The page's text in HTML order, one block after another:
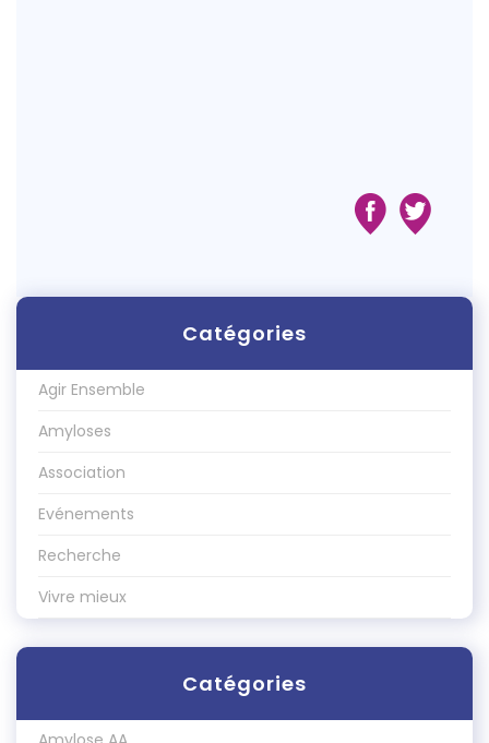
Catégories
Agir Ensemble
Amyloses
Association
Evénements
Recherche
Vivre mieux
Catégories